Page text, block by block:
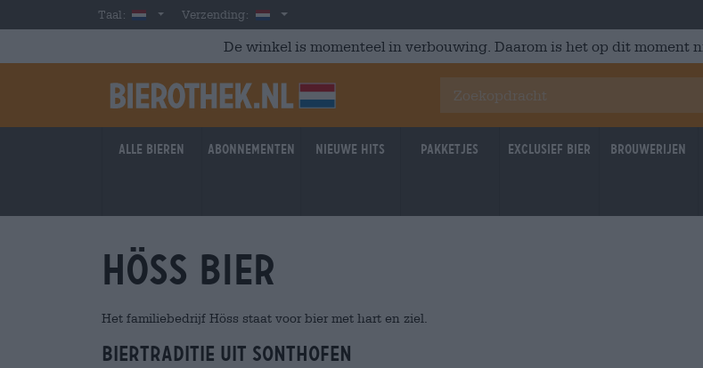
Skip to main content
Taal: DutchVerzending: Nederland
De winkel is momenteel in verbouwing. Daarom is het op dit moment
Alle bieren Abonnementen Nieuwe hits Pakketjes Exclusief Bier Brouwerijen
Höss Bier
Het familiebedrijf Höss staat voor bier met hart en ziel.
Biertraditie uit Sonthofen